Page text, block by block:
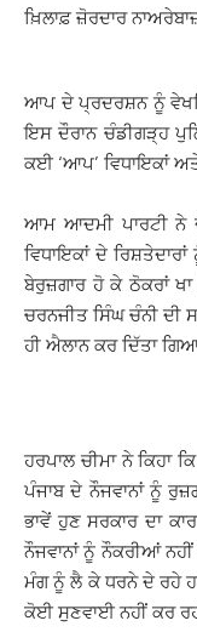
ਖ਼ਿਲਾਫ਼ ਜ਼ੋਰਦਾਰ
ਆਪ ਦੇ ਪ੍ਰਦਰਸ਼ਨ ਨੂੰ
ਇਸ ਦੌਰਾਨ ਚੰਡੀਗੜ੍ਹ
ਕਈ ‘ਆਪ’ ਵਿਧਾਇਕਾਂ
ਆਮ ਆਦਮੀ ਪਾਰਟੀ ਨੇ
ਵਿਧਾਇਕਾਂ ਦੇ
ਬੇਰੁਜ਼ਗਾਰ ਹੋ ਕੇ ਠੋਕਰਾਂ
ਚਰਨਜੀਤ ਸਿੰਘ ਚੰਨੀ ਦੀ
ਹੀ ਐਲਾਨ ਕਰ ਦਿੱਤਾ
ਹਰਪਾਲ ਚੀਮਾ ਨੇ ਕਿਹਾ
ਪੰਜਾਬ ਦੇ ਨੌਜਵਾਨਾਂ ਨੂੰ
ਭਾਵੇਂ ਹੁਣ ਸਰਕਾਰ ਦਾ
ਨੌਜਵਾਨਾਂ ਨੂੰ ਨੌਕਰੀਆਂ
ਮੰਗ ਨੂੰ ਲੈ ਕੇ ਧਰਨੇ ਦੇ ਰਹੇ
ਕੋਈ ਸੁਣਵਾਈ ਨਹੀਂ ਕਰ